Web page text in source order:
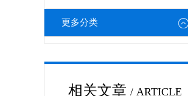
更多分类
相关文章 / ARTICLE